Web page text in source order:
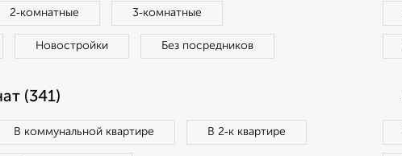
2‑комнатные 3‑комнатные
Новостройки Без посредников
(341)
В коммунальной квартире В 2‑к квартире